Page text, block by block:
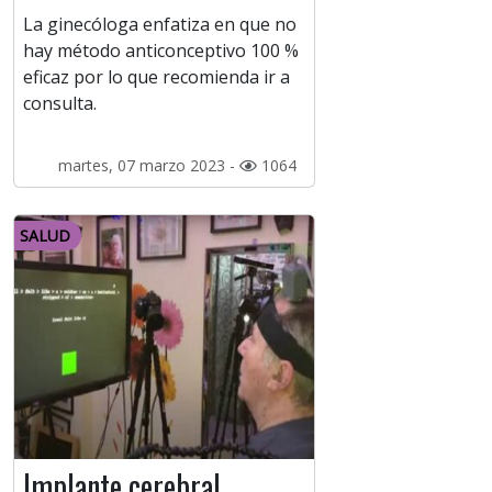
La ginecóloga enfatiza en que no
hay método anticonceptivo 100 %
eficaz por lo que recomienda ir a
consulta.
martes, 07 marzo 2023 - 1064
SALUD